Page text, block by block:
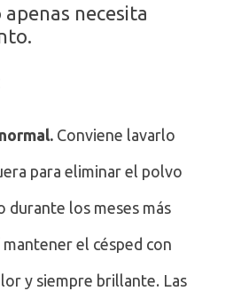
necesita
Conviene lavarlo
para eliminar el polvo
durante los meses más
mantener el césped con
y siempre brillante. Las